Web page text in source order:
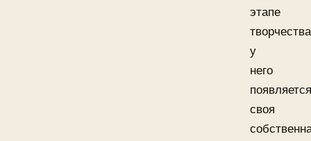
этапе
творчества
у
него
появляется
своя